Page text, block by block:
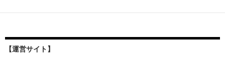
【運営サイト】